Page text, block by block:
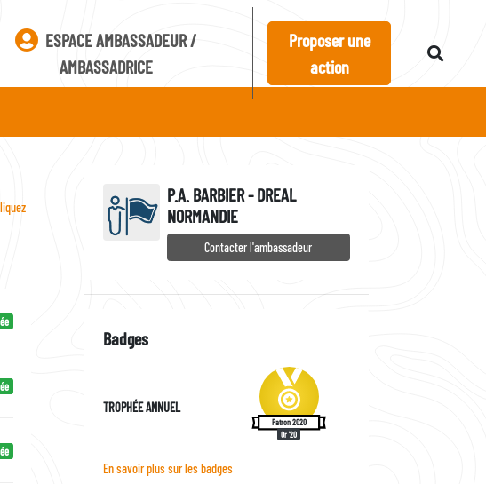
ESPACE AMBASSADEUR /
AMBASSADRICE
Proposer une
action
P.A. BARBIER - DREAL
NORMANDIE
Contacter l'ambassadeur
Badges
TROPHÉE ANNUEL
Patron 2020
Or '20
En savoir plus sur les badges